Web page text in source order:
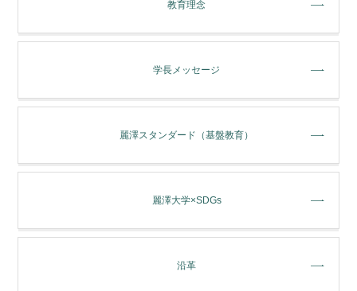
教育理念
学長メッセージ
麗澤スタンダード（基盤教育）
麗澤大学×SDGs
沿革